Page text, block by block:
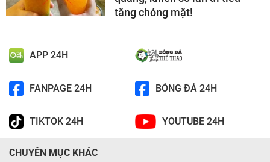
tăng chóng mặt!
APP 24H
FANPAGE 24H BÓNG ĐÁ 24H
TIKTOK 24H YOUTUBE 24H
CHUYÊN MỤC KHÁC